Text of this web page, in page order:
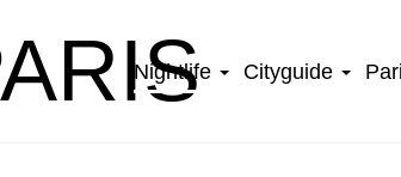
Nightlife Cityguide